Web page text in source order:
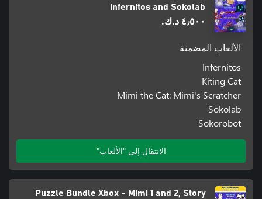
Infernitos and Sokolab
٤٫٥٠٠ د.ك.‏
الألعاب المضمنة
Infernitos
Kiting Cat
Mimi the Cat: Mimi's Scratcher
Sokolab
Sokorobot
الانتقال إلى "الألعاب"
Puzzle Bundle Xbox - Mimi 1 and 2, Story